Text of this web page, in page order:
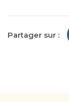
Partager sur :